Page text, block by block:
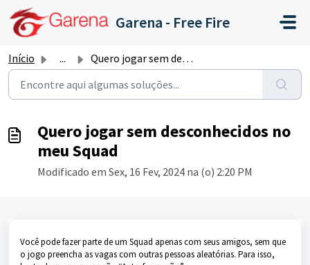
Ir para o conteúdo principal
Garena - Free Fire
Início ... Quero jogar sem desconhecidos no meu Squad
Quero jogar sem desconhecidos no
meu Squad
Modificado em Sex, 16 Fev, 2024 na (o) 2:20 PM
Você pode fazer parte de um Squad apenas com seus amigos, sem que
o jogo preencha as vagas com outras pessoas aleatórias. Para isso,